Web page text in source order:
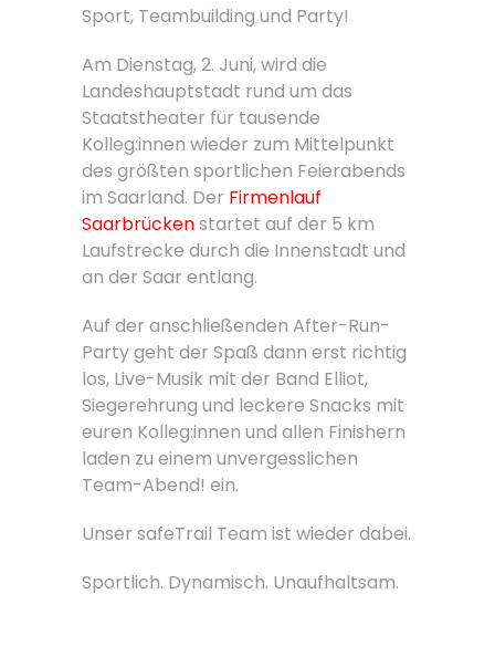
Sport, Teambuilding und Party!
Am Dienstag, 2. Juni, wird die
Landeshauptstadt rund um das
Staatstheater für tausende
Kolleg:innen wieder zum Mittelpunkt
des größten sportlichen Feierabends
im Saarland. Der Firmenlauf
Saarbrückenstartet auf der 5 km
Laufstrecke durch die Innenstadt und
an der Saar entlang.
Auf der anschließenden After-Run-
Party geht der Spaß dann erst richtig
los, Live-Musik mit der Band Elliot,
Siegerehrung und leckere Snacks mit
euren Kolleg:innen und allen Finishern
laden zu einem unvergesslichen
Team-Abend! ein.
Unser safeTrail Team ist wieder dabei.
Sportlich. Dynamisch. Unaufhaltsam.